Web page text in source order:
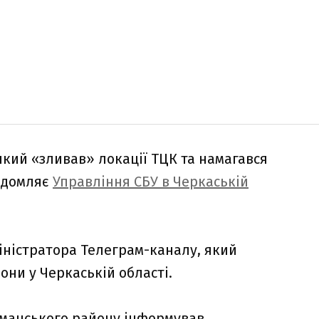
«зливав» локації ТЦК та намагався
Управління СБУ в Черкаській
Телеграм-каналу, який
у Черкаській області.